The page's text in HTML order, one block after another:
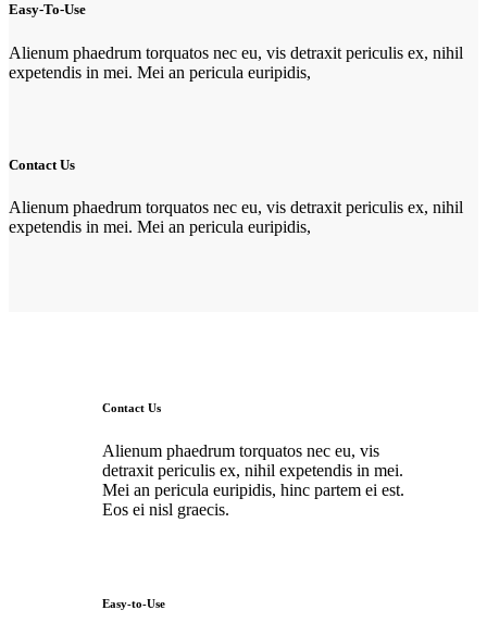
Easy-To-Use
Alienum phaedrum torquatos nec eu, vis detraxit periculis ex, nihil
expetendis in mei. Mei an pericula euripidis,
Contact Us
Alienum phaedrum torquatos nec eu, vis detraxit periculis ex, nihil
expetendis in mei. Mei an pericula euripidis,
Contact Us
Alienum phaedrum torquatos nec eu, vis
detraxit periculis ex, nihil expetendis in mei.
Mei an pericula euripidis, hinc partem ei est.
Eos ei nisl graecis.
Easy-to-Use